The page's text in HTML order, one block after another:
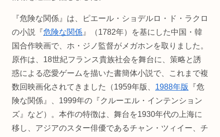
『危険な関係』は、ピエール・ショデルロ・ド・ラクロ
の小説『危険な関係』（1782年）を基にした中国・韓
国合作映画で、ホ・ジノ監督がメガホンを取りました。
原作は、18世紀フランス貴族社会を舞台に、策略と誘
惑による恋愛ゲームを描いた書簡体小説で、これまで複
数回映画化されてきました（1959年版、 1988年版
『危
険な関係』、1999年の『クルーエル・インテンション
ズ』など）。本作の特徴は、舞台を1930年代の上海に
移し、アジアのスター俳優であるチャン・ツィイー、チ